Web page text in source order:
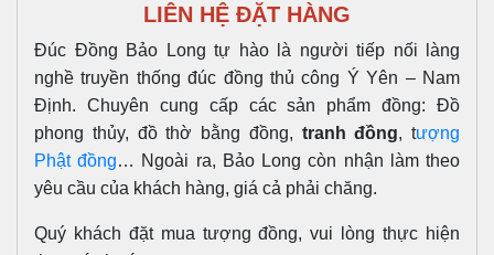
LIÊN HỆ ĐẶT HÀNG
Đúc Đồng Bảo Long tự hào là người tiếp nối làng
nghề truyền thống đúc đồng thủ công Ý Yên – Nam
Định. Chuyên cung cấp các sản phẩm đồng: Đồ
phong thủy, đồ thờ bằng đồng, tranh đồng, tượng
Phật đồng… Ngoài ra, Bảo Long còn nhận làm theo
yêu cầu của khách hàng, giá cả phải chăng.
Quý khách đặt mua tượng đồng, vui lòng thực hiện